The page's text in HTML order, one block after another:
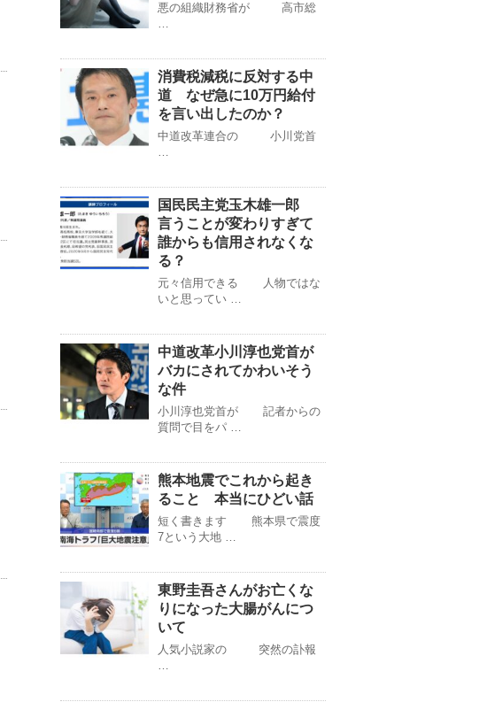
悪の組織財務省が 高市総
…
消費税減税に反対する中
道 なぜ急に10万円給付
を言い出したのか？
中道改革連合の 小川党首
…
国民民主党玉木雄一郎
言うことが変わりすぎて
誰からも信用されなくな
る？
元々信用できる 人物ではな
いと思ってい …
中道改革小川淳也党首が
バカにされてかわいそう
な件
小川淳也党首が 記者からの
質問で目をパ …
熊本地震でこれから起き
ること 本当にひどい話
短く書きます 熊本県で震度
7という大地 …
東野圭吾さんがお亡くな
りになった大腸がんにつ
いて
人気小説家の 突然の訃報
…